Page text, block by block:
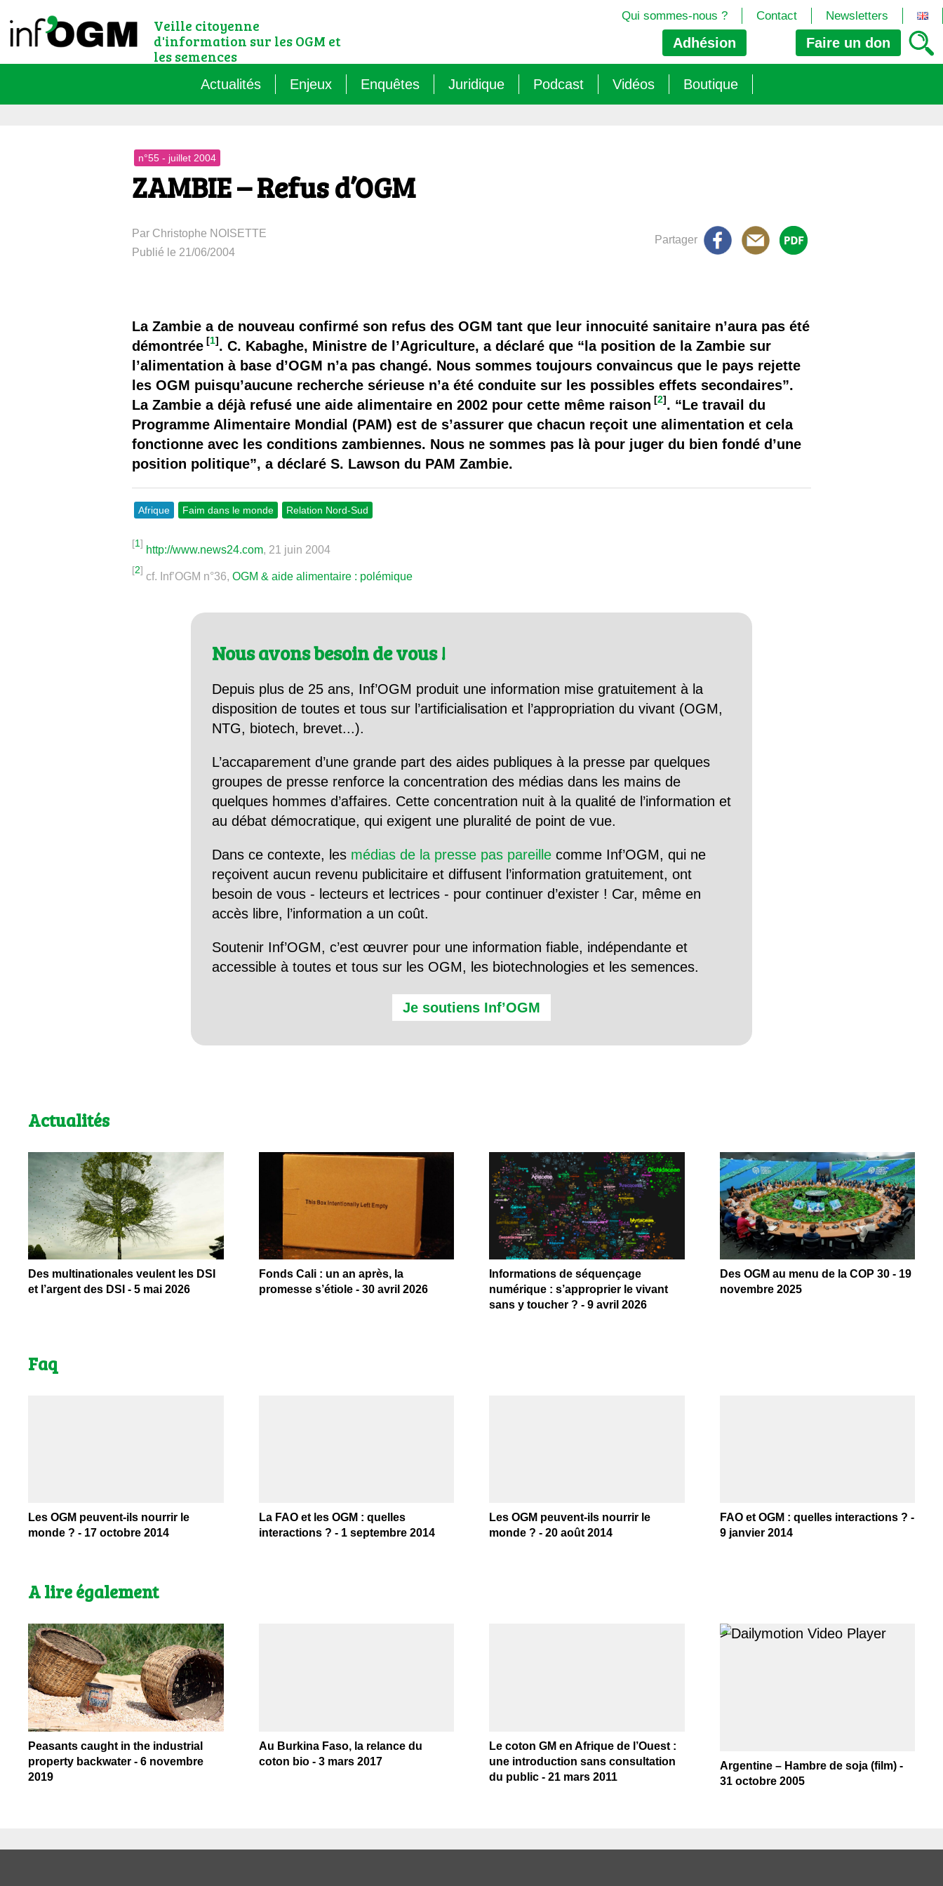
Veille citoyenne
d'information sur les OGM et
les semences
Adhésion Faire un don
Qui sommes-nous ? Contact Newsletters
Actualités Enjeux
Le cadre réglementaire européen des OGM
Il y a semence…. et semence
Quels sont les avantages et les inconvénients des OGM ?
Enquêtes
Les micro-organismes OGM : l’offensive cachée (2023/26)
Juridique Podcast Vidéos Boutique
n°55 - juillet 2004
ZAMBIE – Refus d’OGM
Par Christophe NOISETTE
Publié le 21/06/2004
Partager
La Zambie a de nouveau confirmé son refus des OGM tant que leur innocuité sanitaire n’aura pas été
démontrée [1]. C. Kabaghe, Ministre de l’Agriculture, a déclaré que “la position de la Zambie sur
l’alimentation à base d’OGM n’a pas changé. Nous sommes toujours convaincus que le pays rejette
les OGM puisqu’aucune recherche sérieuse n’a été conduite sur les possibles effets secondaires”.
La Zambie a déjà refusé une aide alimentaire en 2002 pour cette même raison [2]. “Le travail du
Programme Alimentaire Mondial (PAM) est de s’assurer que chacun reçoit une alimentation et cela
fonctionne avec les conditions zambiennes. Nous ne sommes pas là pour juger du bien fondé d’une
position politique”, a déclaré S. Lawson du PAM Zambie.
Afrique Faim dans le monde Relation Nord-Sud
[1]
http://www.news24.com, 21 juin 2004
[2]
cf. Inf’OGM n°36,OGM & aide alimentaire : polémique
Nous avons besoin de vous !
Depuis plus de 25 ans, Inf’OGM produit une information mise gratuitement à la
disposition de toutes et tous sur l’artificialisation et l’appropriation du vivant (OGM,
NTG, biotech, brevet...).
L’accaparement d’une grande part des aides publiques à la presse par quelques
groupes de presse renforce la concentration des médias dans les mains de
quelques hommes d’affaires. Cette concentration nuit à la qualité de l’information et
au débat démocratique, qui exigent une pluralité de point de vue.
Dans ce contexte, les médias de la presse pas pareille comme Inf’OGM, qui ne
reçoivent aucun revenu publicitaire et diffusent l’information gratuitement, ont
besoin de vous - lecteurs et lectrices - pour continuer d’exister ! Car, même en
accès libre, l’information a un coût.
Soutenir Inf’OGM, c’est œuvrer pour une information fiable, indépendante et
accessible à toutes et tous sur les OGM, les biotechnologies et les semences.
Je soutiens Inf’OGM
Actualités
Des multinationales veulent les DSI
et l’argent des DSI - 5 mai 2026
Fonds Cali : un an après, la
promesse s’étiole - 30 avril 2026
Informations de séquençage
numérique : s’approprier le vivant
sans y toucher ? - 9 avril 2026
Des OGM au menu de la COP 30 - 19
novembre 2025
Faq
Les OGM peuvent-ils nourrir le
monde ? - 17 octobre 2014
La FAO et les OGM : quelles
interactions ? - 1 septembre 2014
Les OGM peuvent-ils nourrir le
monde ? - 20 août 2014
FAO et OGM : quelles interactions ? -
9 janvier 2014
A lire également
Peasants caught in the industrial
property backwater - 6 novembre
2019
Au Burkina Faso, la relance du
coton bio - 3 mars 2017
Le coton GM en Afrique de l’Ouest :
une introduction sans consultation
du public - 21 mars 2011
>
Argentine – Hambre de soja (film) -
31 octobre 2005